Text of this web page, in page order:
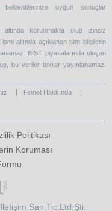
beklentilerinize uygun sonuçlar
korunmakta olup izinsiz
altında açıklanan tüm bilgilerin
BİST piyasalarında oluşan
bu veriler tekrar yayınlanamaz.
Finnet Hakkında
Politikası
Koruması
San.Tic.Ltd.Şti.